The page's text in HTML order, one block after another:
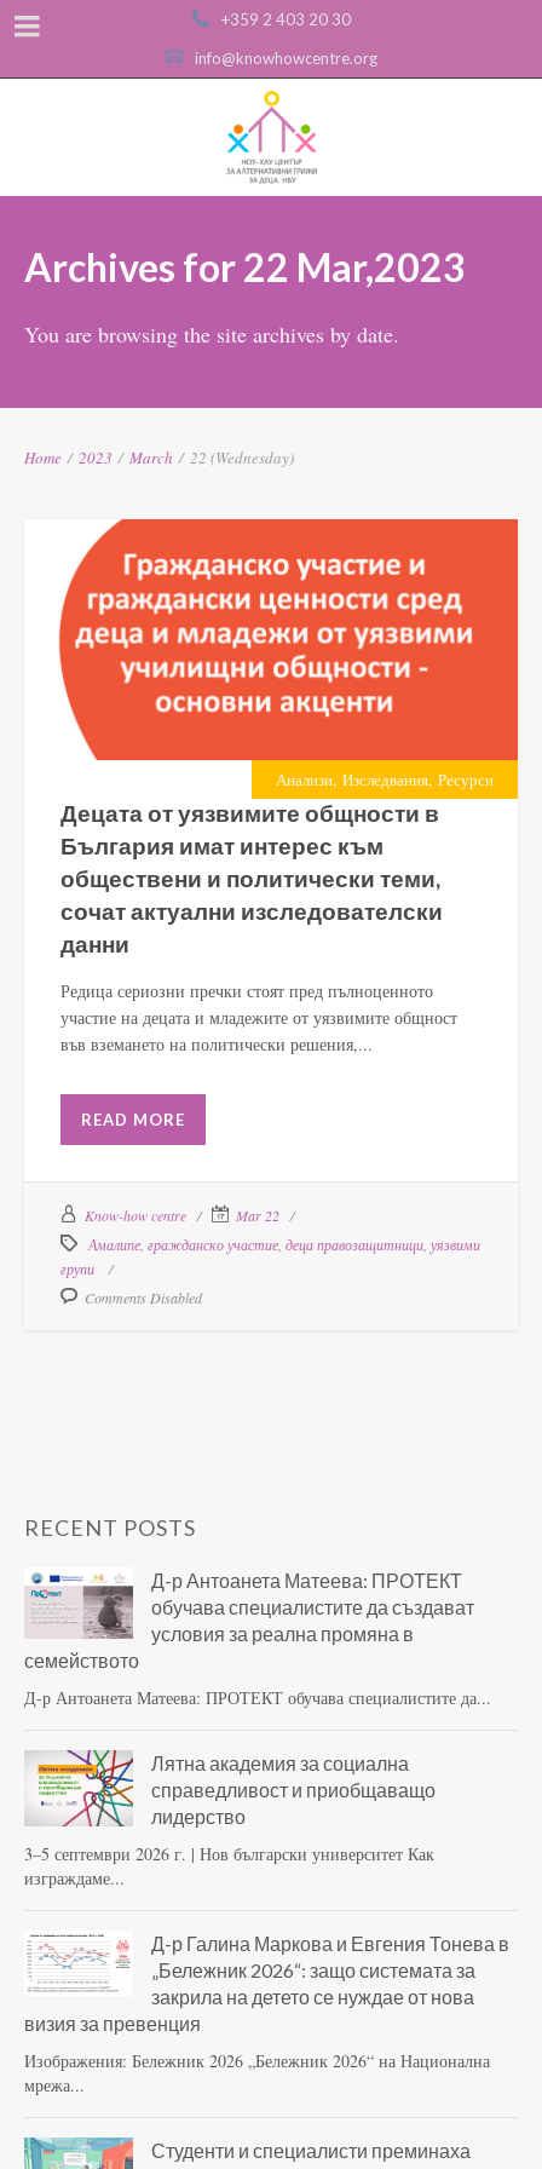
+359 2 403 20 30
info@knowhowcentre.org
Archives for 22 Mar,2023
You are browsing the site archives by date.
Home / 2023 / March / 22 (Wednesday)
Анализи, Изследвания, Ресурси
Децата от уязвимите общности в
България имат интерес към
обществени и политически теми,
сочат актуални изследователски
данни
Редица сериозни пречки стоят пред пълноценното
участие на децата и младежите от уязвимите общност
във вземането на политически решения,...
READ MORE
Know-how centre
Mar 22
Амалипе гражданско участие деца правозащитници уязвими
групи
Comments Disabled
RECENT POSTS
Д-р Антоанета Матеева: ПРОТЕКТ
обучава специалистите да създават
условия за реална промяна в
семейството
Д-р Антоанета Матеева: ПРОТЕКТ обучава специалистите да...
Лятна академия за социална
справедливост и приобщаващо
лидерство
3–5 септември 2026 г. | Нов български университет Как
изграждаме...
Д-р Галина Маркова и Евгения Тонева в
„Бележник 2026“: защо системата за
закрила на детето се нуждае от нова
визия за превенция
Изображения: Бележник 2026 „Бележник 2026“ на Национална
мрежа...
Студенти и специалисти преминаха